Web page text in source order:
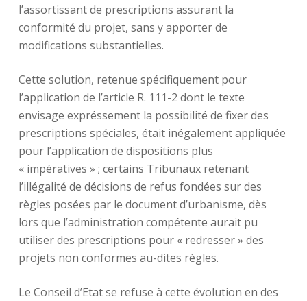
l’assortissant de prescriptions assurant la
conformité du projet, sans y apporter de
modifications substantielles.
Cette solution, retenue spécifiquement pour
l’application de l’article R. 111-2 dont le texte
envisage expréssement la possibilité de fixer des
prescriptions spéciales, était inégalement appliquée
pour l’application de dispositions plus
« impératives » ; certains Tribunaux retenant
l’illégalité de décisions de refus fondées sur des
règles posées par le document d’urbanisme, dès
lors que l’administration compétente aurait pu
utiliser des prescriptions pour « redresser » des
projets non conformes au-dites règles.
Le Conseil d’Etat se refuse à cette évolution en des